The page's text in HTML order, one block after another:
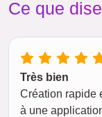
Ce que
Très bien
Création rapide
à une